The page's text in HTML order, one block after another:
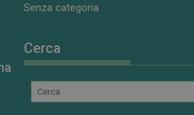
Senza categoria
Cerca